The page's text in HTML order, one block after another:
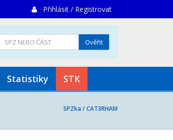
Přihlásit / Registrovat
Ověřit
Statistiky STK
SPZka /CAT3RHAM